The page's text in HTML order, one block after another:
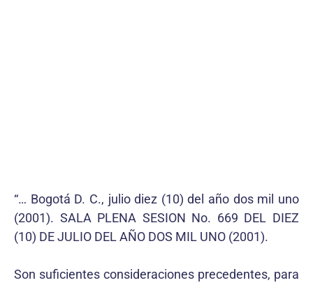
“… Bogotá D. C., julio diez (10) del año dos mil uno
(2001). SALA PLENA SESION No. 669 DEL DIEZ
(10) DE JULIO DEL AÑO DOS MIL UNO (2001).
Son suficientes consideraciones precedentes, para